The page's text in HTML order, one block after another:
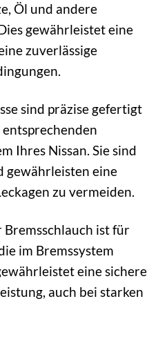
Öl und andere
gewährleistet eine
zuverlässige
sind präzise gefertigt
entsprechenden
Ihres Nissan. Sie sind
gewährleisten eine
zu vermeiden.
Bremsschlauch ist für
im Bremssystem
eine sichere
auch bei starken